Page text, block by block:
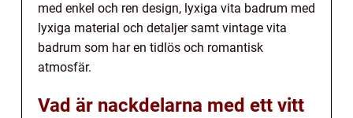
med enkel och ren design, lyxiga vita badrum med
lyxiga material och detaljer samt vintage vita
badrum som har en tidlös och romantisk
atmosfär.
Vad är nackdelarna med ett vitt